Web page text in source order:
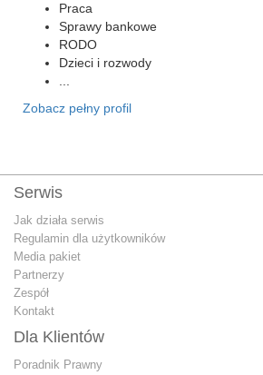
Praca
Sprawy bankowe
RODO
Dzieci i rozwody
Zobacz pełny profil
Serwis
Jak działa serwis
Regulamin dla użytkowników
Media pakiet
Partnerzy
Zespół
Kontakt
Dla Klientów
Poradnik Prawny